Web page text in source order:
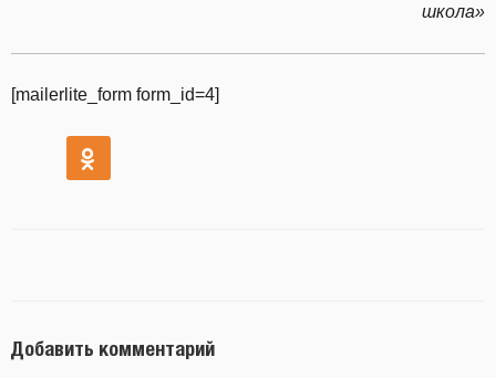
школа»
[mailerlite_form form_id=4]
Добавить комментарий